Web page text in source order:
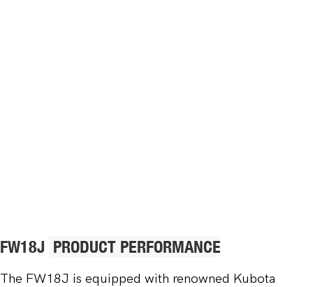
FW18J PRODUCT PERFORMANCE
The FW18J is equipped with renowned Kubota